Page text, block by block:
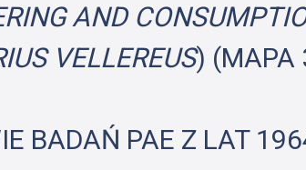
AND
VELLEREUS) (MAPA
BADAŃ PAE Z LAT